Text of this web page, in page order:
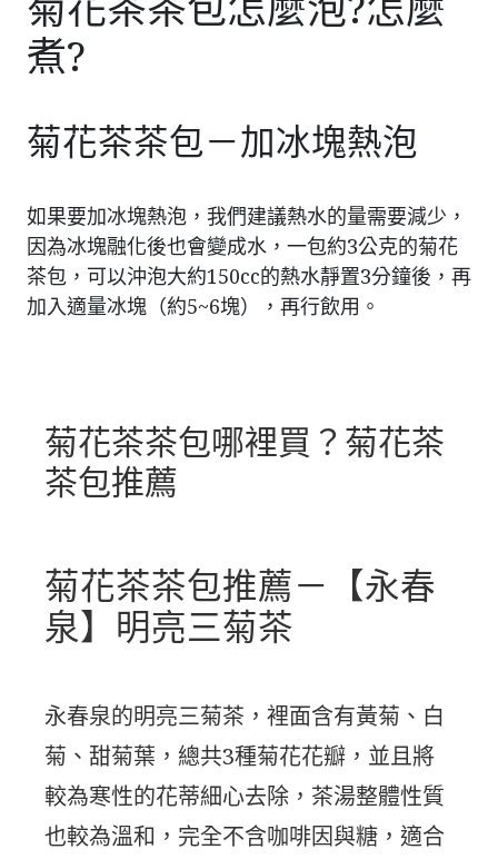
煮?
菊花茶茶包－加冰塊熱泡
如果要加冰塊熱泡，我們建議熱水的量需要減少，
因為冰塊融化後也會變成水，一包約3公克的菊花
茶包，可以沖泡大約150cc的熱水靜置3分鐘後，再
加入適量冰塊（約5~6塊），再行飲用。
菊花茶茶包哪裡買？菊花茶
茶包推薦
菊花茶茶包推薦－【永春
泉】明亮三菊茶
永春泉的明亮三菊茶，裡面含有黃菊、白
菊、甜菊葉，總共3種菊花花瓣，並且將
較為寒性的花蒂細心去除，茶湯整體性質
也較為溫和，完全不含咖啡因與糖，適合